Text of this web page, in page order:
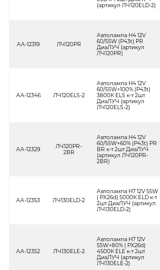
(артикул ЛЧ120ELD-2)
АА-12319 ЛЧ120PR
Автолампа Н4 12V
60/55W (P43t) PR
ДиаЛУЧ (артикул
ЛЧ120PR)
АА-12346 ЛЧ120ELS-2
Автолампа Н4 12V
60/55W+100% (P43t)
3800К ELS к-т 2шт
ДиаЛУЧ (артикул
ЛЧ120ELS-2)
АА-12329
ЛЧ120PR-
2BR
Автолампа Н4 12V
60/55W+60% (P43t) PR
BR к-т 2шт ДиаЛУЧ
(артикул ЛЧ120PR-
2BR)
АА-12353 ЛЧ130ELD-2
Автолампа Н7 12V 55W
( PX26d) 5000К ELD к-т
2шт ДиаЛУЧ (артикул
ЛЧ130ELD-2)
АА-12352 ЛЧ130ELE-2
Автолампа Н7 12V
55W+80% ( PX26d)
4500К ELE к-т 2шт
ДиаЛУЧ (артикул
ЛЧ130ELE-2)